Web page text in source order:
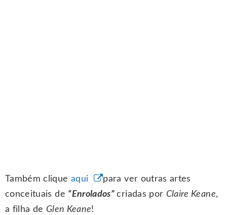
Também clique aqui
para ver outras artes
conceituais de “Enrolados”criadas por Claire Keane,
a filha de Glen Keane!